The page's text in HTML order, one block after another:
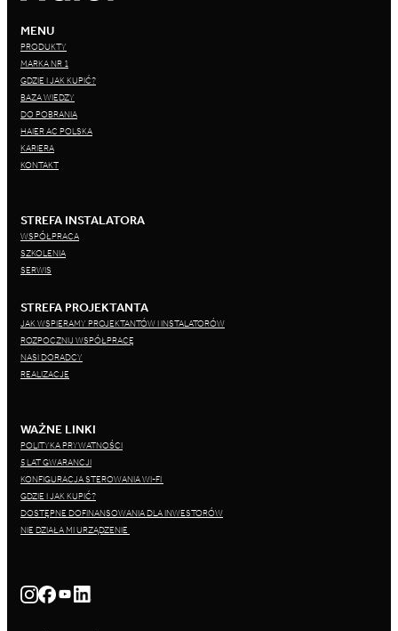
MENU
PRODUKTY
MARKA NR 1
GDZIE I JAK KUPIĆ?
BAZA WIEDZY
DO POBRANIA
HAIER AC POLSKA
KARIERA
KONTAKT
STREFA INSTALATORA
WSPÓŁPRACA
SZKOLENIA
SERWIS
STREFA PROJEKTANTA
JAK WSPIERAMY PROJEKTANTÓW I INSTALATORÓW
ROZPOCZNIJ WSPÓŁPRACĘ
NASI DORADCY
REALIZACJE
WAŻNE LINKI
POLITYKA PRYWATNOŚCI
5 LAT GWARANCJI
KONFIGURACJA STEROWANIA WI-FI
GDZIE I JAK KUPIĆ?
DOSTĘPNE DOFINANSOWANIA DLA INWESTORÓW
NIE DZIAŁA MI URZĄDZENIE